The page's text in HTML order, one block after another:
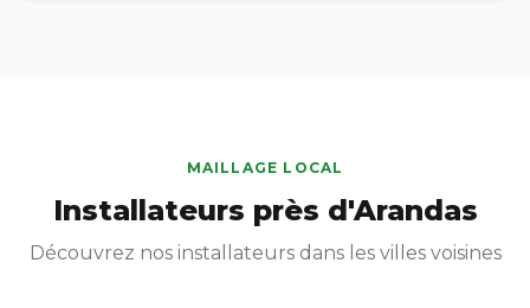
MAILLAGE LOCAL
Installateurs près d'Arandas
Découvrez nos installateurs dans les villes voisines